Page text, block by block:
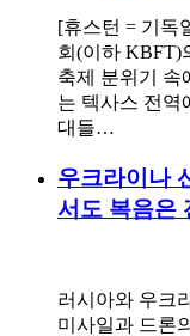
[휴스턴 = 기독
회(이하 KBFT)
축제 분위기 속
는 텍사스 전역
대들…
우크라이나
서도 복음은
러시아와 우크
미사일과 드론